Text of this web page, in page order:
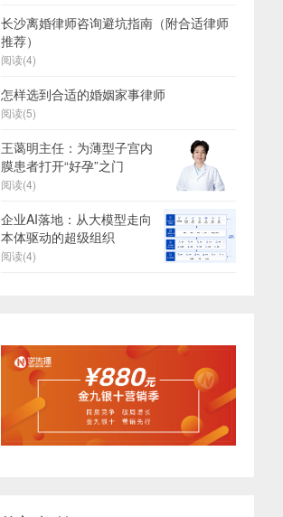
长沙离婚律师咨询避坑指南（附合适律师
推荐）
阅读(4)
怎样选到合适的婚姻家事律师
阅读(5)
王蔼明主任：为薄型子宫内
膜患者打开“好孕”之门
阅读(4)
企业AI落地：从大模型走向
本体驱动的超级组织
阅读(4)